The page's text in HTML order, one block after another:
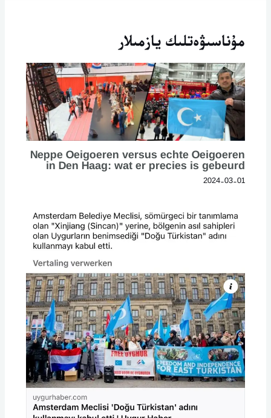
مۇناسىۋەتلىك يازمىلار
Neppe Oeigoeren versus echte Oeigoeren
in Den Haag: wat er precies is gebeurd
2024-03-01